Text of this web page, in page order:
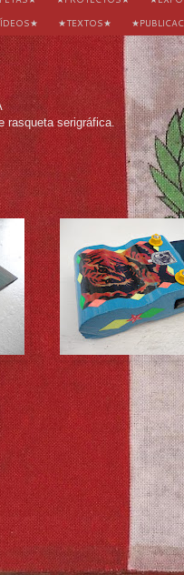
★TEXTOS★
rasqueta serigráfica.